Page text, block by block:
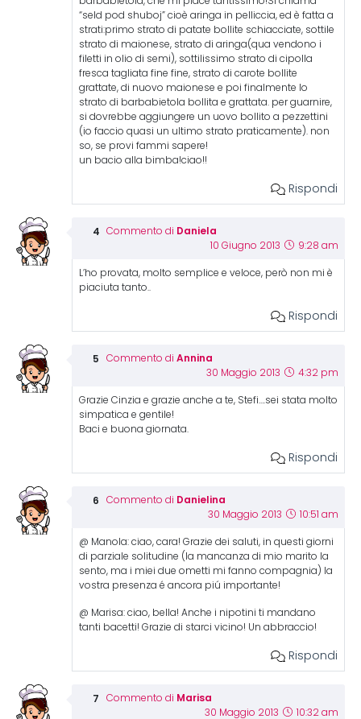
“seld pod shuboj” cioè aringa in pelliccia, ed è fatta a
strati:primo strato di patate bollite schiacciate, sottile
strato di maionese, strato di aringa(qua vendono i
filetti in olio di semi), sottilissimo strato di cipolla
fresca tagliata fine fine, strato di carote bollite
grattate, di nuovo maionese e poi finalmente lo
strato di barbabietola bollita e grattata. per guarnire,
si dovrebbe aggiungere un uovo bollito a pezzettini
(io faccio quasi un ultimo strato praticamente). non
so, se provi fammi sapere!
un bacio alla bimba!ciao!!
Rispondi
Commento di Daniela
10 Giugno 2013 9:28 am
L’ho provata, molto semplice e veloce, però non mi è
piaciuta tanto..
Rispondi
Commento di Annina
30 Maggio 2013 4:32 pm
Grazie Cinzia e grazie anche a te, Stefi….sei stata molto
simpatica e gentile!
Baci e buona giornata.
Rispondi
Commento di Danielina
30 Maggio 2013 10:51 am
@ Manola: ciao, cara! Grazie dei saluti, in questi giorni
di parziale solitudine (la mancanza di mio marito la
sento, ma i miei due ometti mi fanno compagnia) la
vostra presenza é ancora piú importante!
@ Marisa: ciao, bella! Anche i nipotini ti mandano
tanti bacetti! Grazie di starci vicino! Un abbraccio!
Rispondi
Commento di Marisa
30 Maggio 2013 10:32 am